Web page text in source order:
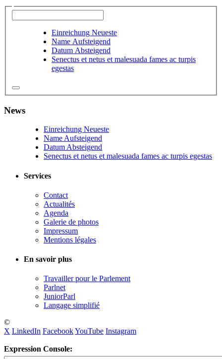
Einreichung Neueste
Name Aufsteigend
Datum Absteigend
Senectus et netus et malesuada fames ac turpis
egestas
News
Einreichung Neueste
Name Aufsteigend
Datum Absteigend
Senectus et netus et malesuada fames ac turpis egestas
Services
Contact
Actualités
Agenda
Galerie de photos
Impressum
Mentions légales
En savoir plus
Travailler pour le Parlement
Parlnet
JuniorParl
Langage simplifié
©
X LinkedIn FacebookYouTube Instagram
Expression Console: